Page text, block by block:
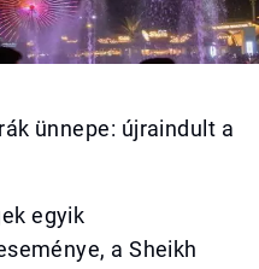
ünnepe: újraindult a
egyik
a Sheikh